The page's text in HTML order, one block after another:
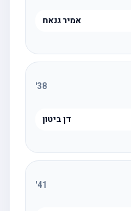
אמיר גנאח
38
'
דן ביטון
41
'